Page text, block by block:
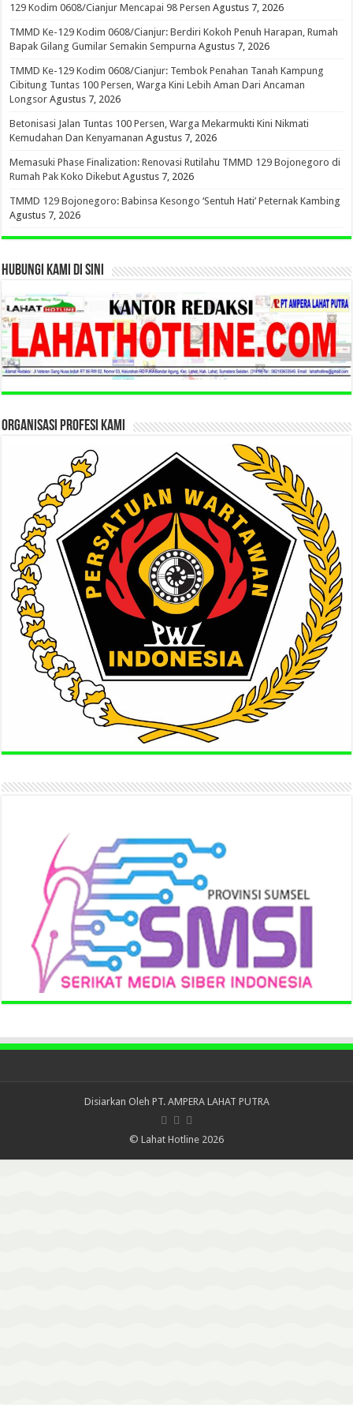
129 Kodim 0608/Cianjur Mencapai 98 Persen Agustus 7, 2026
TMMD Ke-129 Kodim 0608/Cianjur: Berdiri Kokoh Penuh Harapan, Rumah
Bapak Gilang Gumilar Semakin Sempurna Agustus 7, 2026
TMMD Ke-129 Kodim 0608/Cianjur: Tembok Penahan Tanah Kampung
Cibitung Tuntas 100 Persen, Warga Kini Lebih Aman Dari Ancaman
Longsor Agustus 7, 2026
Betonisasi Jalan Tuntas 100 Persen, Warga Mekarmukti Kini Nikmati
Kemudahan Dan Kenyamanan Agustus 7, 2026
Memasuki Phase Finalization: Renovasi Rutilahu TMMD 129 Bojonegoro di
Rumah Pak Koko Dikebut Agustus 7, 2026
TMMD 129 Bojonegoro: Babinsa Kesongo ‘Sentuh Hati’ Peternak Kambing
Agustus 7, 2026
HUBUNGI KAMI DI SINI
ORGANISASI PROFESI KAMI
Disiarkan Oleh PT. AMPERA LAHAT PUTRA
© Lahat Hotline 2026